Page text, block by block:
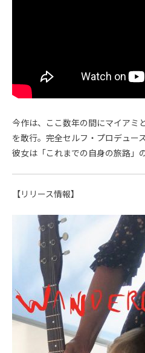
今作は、ここ数年の間にマイアミ
を敢行。完全セルフ・プロデュー
彼女は「これまでの自身の旅路」
【リリース情報】